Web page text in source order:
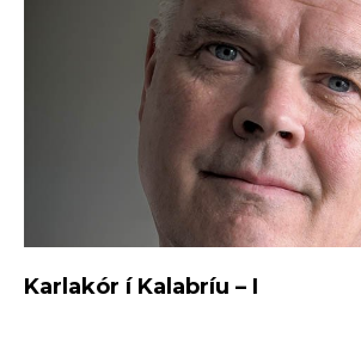
Karlakór í Kalabríu – I